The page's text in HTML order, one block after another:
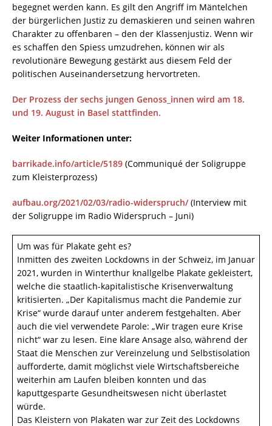
begegnet werden kann. Es gilt den Angriff im Mäntelchen
der bürgerlichen Justiz zu demaskieren und seinen wahren
Charakter zu offenbaren – den der Klassenjustiz. Wenn wir
es schaffen den Spiess umzudrehen, können wir als
revolutionäre Bewegung gestärkt aus diesem Feld der
politischen Auseinandersetzung hervortreten.
Der Prozess der sechs jungen Genoss_innen wird am 18.
und 19. August in Basel stattfinden.
Weiter Informationen unter:
barrikade.info/article/5189 (Communiqué der Soligruppe
zum Kleisterprozess)
aufbau.org/2021/02/03/radio-widerspruch/(Interview mit
der Soligruppe im Radio Widerspruch – Juni)
Um was für Plakate geht es?
Inmitten des zweiten Lockdowns in der Schweiz, im Januar
2021, wurden in Winterthur knallgelbe Plakate gekleistert,
welche die staatlich-kapitalistische Krisenverwaltung
kritisierten. „Der Kapitalismus macht die Pandemie zur
Krise“ wurde darauf unter anderem festgehalten. Aber
auch die viel verwendete Parole: „Wir tragen eure Krise
nicht“ war zu lesen. Eine klare Ansage also, während der
Staat die Menschen zur Vereinzelung und Selbstisolation
aufforderte, damit möglichst viele Wirtschaftsbereiche
weiterhin am Laufen bleiben konnten und das
kaputtgesparte Gesundheitswesen nicht überlastet
würde.
Das Kleistern von Plakaten war zur Zeit des Lockdowns